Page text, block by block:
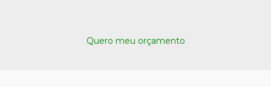
Quero meu orçamento